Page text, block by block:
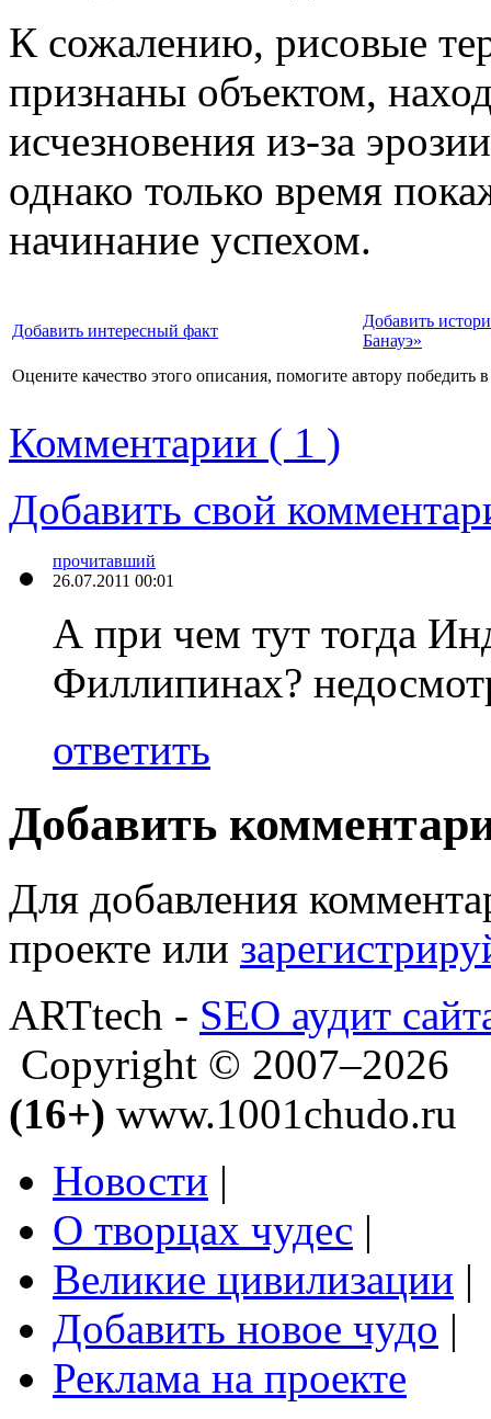
К сожалению, рисовые
признаны объектом,
исчезновения из-за
однако только время
начинание успехом.
Добавить интересный факт
Добавить
Банауэ»
Оцените качество этого описания, помогите автору победить
Комментарии ( 1 )
Добавить свой
прочитавший
26.07.2011 00:01
А при чем тут тогда
Филлипинах?
ответить
Добавить
Для добавления
проекте или
ARTtech - SEO аудит
Copyright © 2007–2026
(16+) www.1001chudo.ru
Новости |
О творцах чудес |
Великие цивилизации |
Добавить новое чудо |
Реклама на проекте